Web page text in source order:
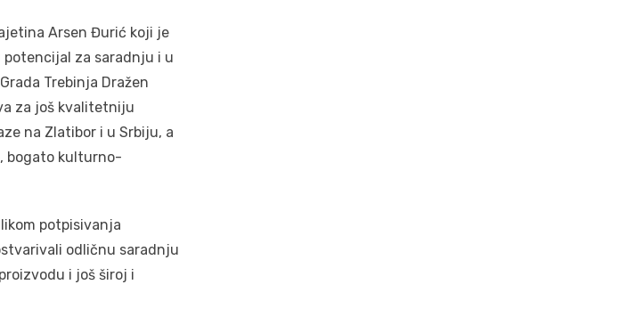
Arsen Đurić koji je
potencijal za saradnju i u
Trebinja Dražen
za još kvalitetniju
na Zlatibor i u Srbiju, a
bogato kulturno-
potpisivanja
odličnu saradnju
i još široj i